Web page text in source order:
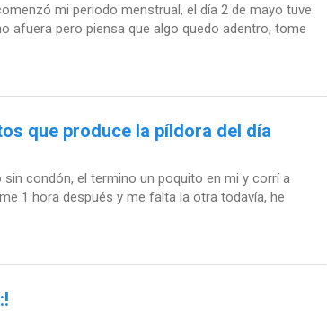
mi periodo menstrual, el día 2 de mayo tuve
afuera pero piensa que algo quedo adentro, tome
que produce la píldora del día
condón, el termino un poquito en mi y corrí a
1 hora después y me falta la otra todavía, he